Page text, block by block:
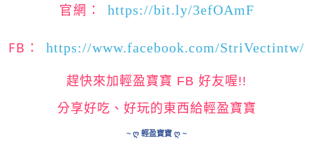
官網： https://bit.ly/3efOAmF
FB： https://www.facebook.com/StriVectintw/
趕快來加輕盈寶寶 FB 好友喔!!
分享好吃、好玩的東西給輕盈寶寶
~ ღ 輕盈寶寶 ღ ~